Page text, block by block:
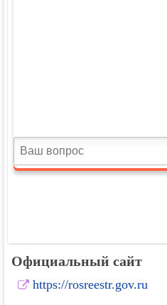
Официальный сайт
https://rosreestr.gov.ru